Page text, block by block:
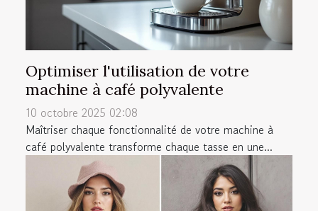
Optimiser l'utilisation de votre
machine à café polyvalente
10 octobre 2025 02:08
Maîtriser chaque fonctionnalité de votre machine à
café polyvalente transforme chaque tasse en une...